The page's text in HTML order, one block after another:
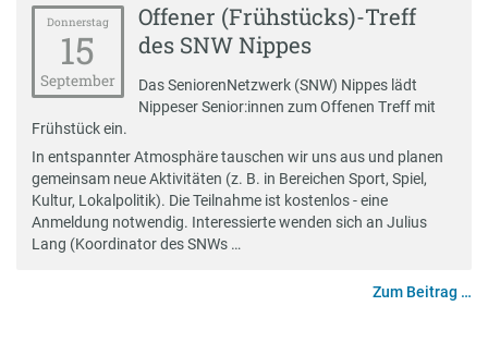
Donnerstag
15
September
Offener (Frühstücks)-Treff
des SNW Nippes
Das SeniorenNetzwerk (SNW) Nippes lädt
Nippeser Senior:innen zum Offenen Treff mit
Frühstück ein.
In entspannter Atmosphäre tauschen wir uns aus und planen
gemeinsam neue Aktivitäten (z. B. in Bereichen Sport, Spiel,
Kultur, Lokalpolitik). Die Teilnahme ist kostenlos - eine
Anmeldung notwendig. Interessierte wenden sich an Julius
Lang (Koordinator des SNWs …
Zum Beitrag …